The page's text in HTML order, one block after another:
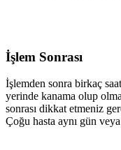
İşlem Sonrası
İşlemden sonra birkaç
yerinde kanama olup
sonrası dikkat etmeniz
Çoğu hasta aynı gün